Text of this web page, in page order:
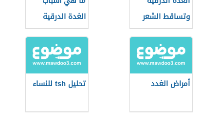
وتساقط الشعر
الغدة الدرقية
أمراض الغدد تحليل tsh للنساء